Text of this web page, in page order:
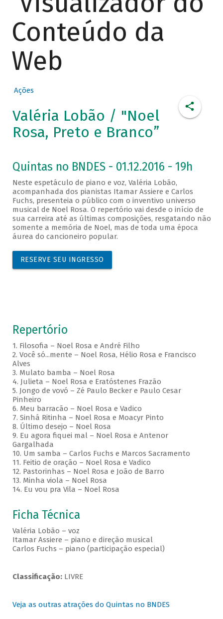
Conteúdo da
Web
Ações
Valéria Lobão / "Noel
Rosa, Preto e Branco”
Quintas no BNDES - 01.12.2016 - 19h
Neste espetáculo de piano e voz, Valéria Lobão,
acompanhada dos pianistas Itamar Assiere e Carlos
Fuchs, presenteia o público com o inventivo universo
musical de Noel Rosa. O repertório vai desde o início de
sua carreira até as últimas composições, resgatando não
somente a memória de Noel, mas de toda uma época
áurea do cancioneiro popular.
RESERVE SEU INGRESSO
Repertório
1. Filosofia – Noel Rosa e André Filho
2. Você só...mente – Noel Rosa, Hélio Rosa e Francisco
Alves
3. Mulato bamba – Noel Rosa
4. Julieta – Noel Rosa e Eratóstenes Frazão
5. Jongo de vovó – Zé Paulo Becker e Paulo Cesar
Pinheiro
6. Meu barracão – Noel Rosa e Vadico
7. Sinhá Ritinha – Noel Rosa e Moacyr Pinto
8. Último desejo – Noel Rosa
9. Eu agora fiquei mal – Noel Rosa e Antenor
Gargalhada
10. Um samba – Carlos Fuchs e Marcos Sacramento
11. Feitio de oração – Noel Rosa e Vadico
12. Pastorinhas – Noel Rosa e João de Barro
13. Minha viola – Noel Rosa
14. Eu vou pra Vila – Noel Rosa
Ficha Técnica
Valéria Lobão – voz
Itamar Assiere – piano e direção musical
Carlos Fuchs – piano (participação especial)
Classificação: LIVRE
Veja as outras atrações do Quintas no BNDES